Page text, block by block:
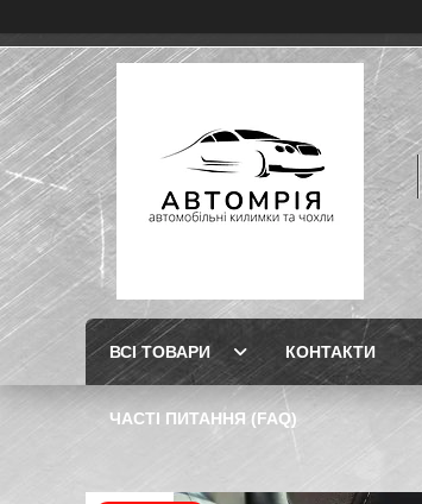
ВСІ ТОВАРИ КОНТАКТИ
ЧАСТІ ПИТАННЯ (FAQ)